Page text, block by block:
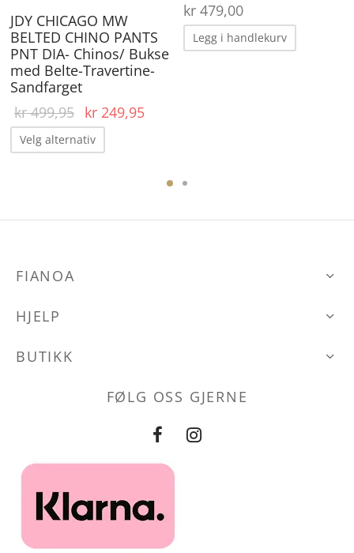
produktsiden
JDY CHICAGO MW
BELTED CHINO PANTS
PNT DIA- Chinos/ Bukse
med Belte-Travertine-
Sandfarget
kr499,95
Opprinnelig
pris var:
kr 499,95.
kr249,95
Velg alternativ
produktet
kr479,00
Legg i handlekurv
FIANOA
HJELP
BUTIKK
FØLG OSS GJERNE